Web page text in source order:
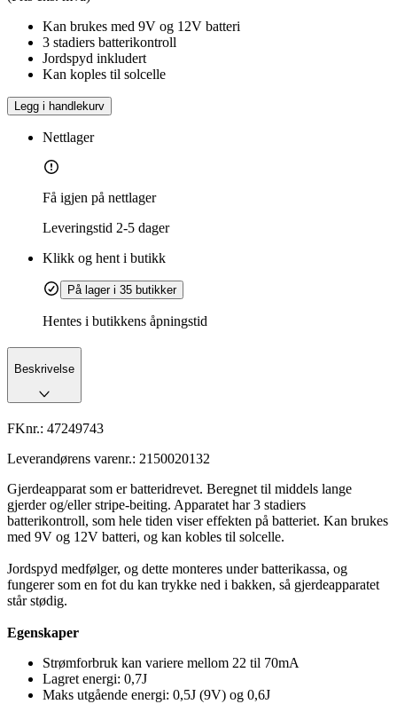
Kan brukes med 9V og 12V batteri
3 stadiers batterikontroll
Jordspyd inkludert
Kan koples til solcelle
Legg i handlekurv
Nettlager
Få igjen på nettlager
Leveringstid 2-5 dager
Klikk og hent i butikk
På lager i 35 butikker
Hentes i butikkens åpningstid
Beskrivelse
FKnr.: 47249743
Leverandørens varenr.: 2150020132
Gjerdeapparat som er batteridrevet. Beregnet til middels lange
gjerder og/eller stripe-beiting. Apparatet har 3 stadiers
batterikontroll, som hele tiden viser effekten på batteriet. Kan brukes
med 9V og 12V batteri, og kan kobles til solcelle.
Jordspyd medfølger, og dette monteres under batterikassa, og
fungerer som en fot du kan trykke ned i bakken, så gjerdeapparatet
står stødig.
Egenskaper
Strømforbruk kan variere mellom 22 til 70mA
Lagret energi: 0,7J
Maks utgående energi: 0,5J (9V) og 0,6J